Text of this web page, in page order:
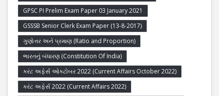
GPSC PI Prelim Exam Paper 03 January 2021
GSSSB Senior Clerk Exam Paper (13-8-2017)
ગુણોત્તર અને પ્રમાણ (Ratio and Proportion)
ભારતનું બંધારણ (Constitution Of India)
કરંટ અફેર્સ ઓક્ટોબર 2022 (Current Affairs October 2022)
કરંટ અફેર્સ 2022 (Current Affairs 2022)